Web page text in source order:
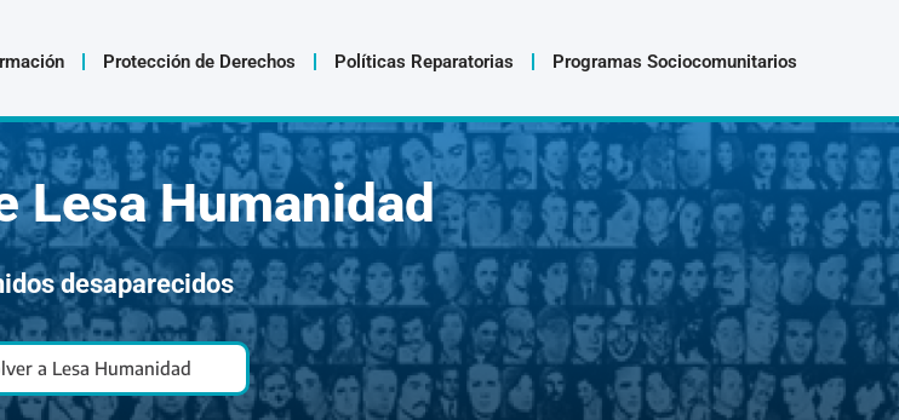
Protección de Derechos Políticas Reparatorias Programas Sociocomunitarios
Lesa Humanidad
desaparecidos
a Lesa Humanidad